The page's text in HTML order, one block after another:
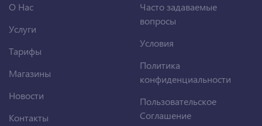
О Нас
Услуги
Тарифы
Магазины
Новости
Контакты
Часто задаваемые
вопросы
Условия
Политика
конфиденциальности
Пользовательское
Соглашение